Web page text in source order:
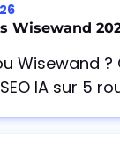
Wisewand
Wisewand
IA sur 5